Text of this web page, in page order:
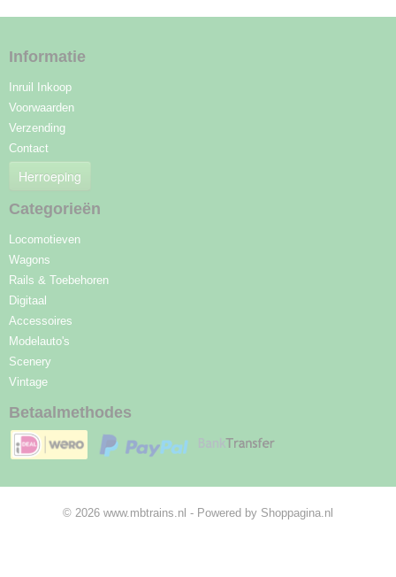
Informatie
Inruil Inkoop
Voorwaarden
Verzending
Contact
Herroeping
Categorieën
Locomotieven
Wagons
Rails & Toebehoren
Digitaal
Accessoires
Modelauto's
Scenery
Vintage
Betaalmethodes
© 2026 www.mbtrains.nl - Powered by Shoppagina.nl